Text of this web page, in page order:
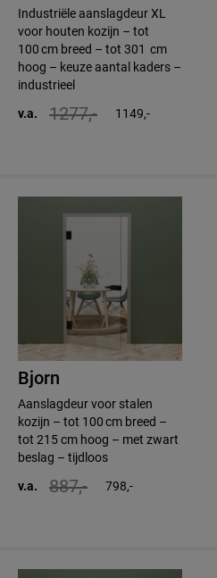
Industriële aanslagdeur XL
voor houten kozijn – tot
100 cm breed – tot 301 cm
hoog – keuze aantal kaders –
industrieel
v.a.
1277,- 1149,-
Bjorn
Aanslagdeur voor stalen
kozijn – tot 100 cm breed –
tot 215 cm hoog – met zwart
beslag – tijdloos
v.a.
887,- 798,-